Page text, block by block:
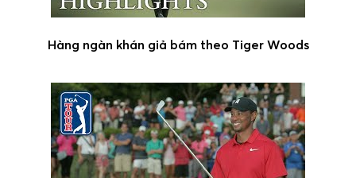
Hàng ngàn khán giả bám theo Tiger Woods